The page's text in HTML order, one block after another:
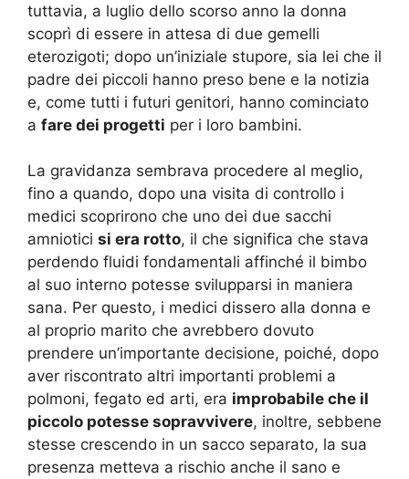
tuttavia, a luglio dello scorso anno la donna
scoprì di essere in attesa di due gemelli
eterozigoti; dopo un’iniziale stupore, sia lei che il
padre dei piccoli hanno preso bene e la notizia
e, come tutti i futuri genitori, hanno cominciato
a fare dei progetti per i loro bambini.
La gravidanza sembrava procedere al meglio,
fino a quando, dopo una visita di controllo i
medici scoprirono che uno dei due sacchi
amniotici si era rotto, il che significa che stava
perdendo fluidi fondamentali affinché il bimbo
al suo interno potesse svilupparsi in maniera
sana. Per questo, i medici dissero alla donna e
al proprio marito che avrebbero dovuto
prendere un’importante decisione, poiché, dopo
aver riscontrato altri importanti problemi a
polmoni, fegato ed arti, era improbabile che il
piccolo potesse sopravvivere, inoltre, sebbene
stesse crescendo in un sacco separato, la sua
presenza metteva a rischio anche il sano e